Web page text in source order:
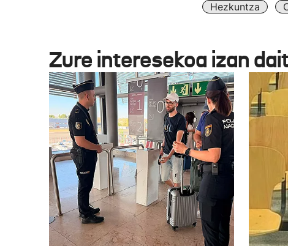
Hezkuntza
Zure interesekoa izan